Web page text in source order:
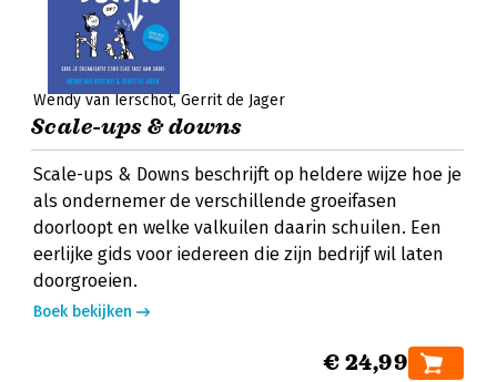
Wendy van Ierschot Gerrit de Jager
Scale-ups & downs
Scale-ups & Downs beschrijft op heldere wijze hoe je
als ondernemer de verschillende groeifasen
doorloopt en welke valkuilen daarin schuilen. Een
eerlijke gids voor iedereen die zijn bedrijf wil laten
doorgroeien.
Boek bekijken
€ 24,99